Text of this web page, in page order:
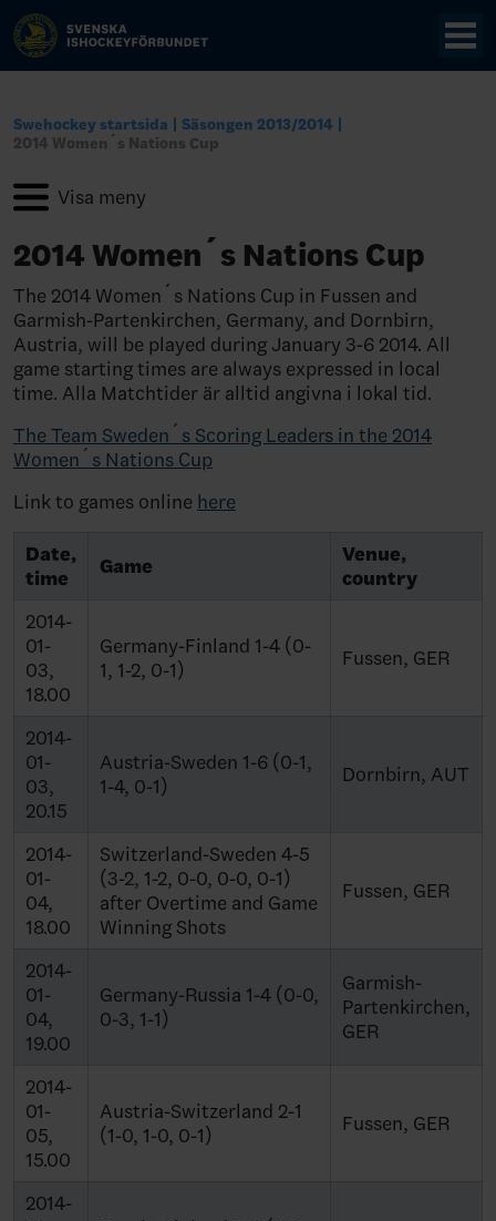
Swehockey startsida
Säsongen 2013/2014
2014 Women´s Nations Cup
2014 Women´s Nations Cup
The 2014 Women´s Nations Cup in Fussen and
Garmish-Partenkirchen, Germany, and Dornbirn,
Austria, will be played during January 3-6 2014. All
game starting times are always expressed in local
time. Alla Matchtider är alltid angivna i lokal tid.
The Team Sweden´s Scoring Leaders in the 2014
Women´s Nations Cup
Link to games online here
Date,
time
Game
Venue,
country
2014-
01-
03,
18.00
Germany-Finland 1-4 (0-
1, 1-2, 0-1)
Fussen, GER
2014-
01-
03,
20.15
Austria-Sweden 1-6 (0-1,
1-4, 0-1)
Dornbirn, AUT
2014-
01-
04,
18.00
Switzerland-Sweden 4-5
(3-2, 1-2, 0-0, 0-0, 0-1)
after Overtime and Game
Winning Shots
Fussen, GER
2014-
01-
04,
19.00
Germany-Russia 1-4 (0-0,
0-3, 1-1)
Garmish-
Partenkirchen,
GER
2014-
01-
05,
15.00
Austria-Switzerland 2-1
(1-0, 1-0, 0-1)
Fussen, GER
2014-